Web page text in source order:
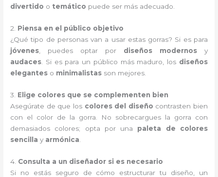
divertido o temático puede ser más adecuado.
2. Piensa en el público objetivo
¿Qué tipo de personas van a usar estas gorras? Si es para
jóvenes , puedes optar por diseños modernosy
audaces . Si es para un público más maduro, los diseños
elegantes o minimalistas son mejores.
3. Elige colores que se complementen bien
Asegúrate de que los colores del diseño contrasten bien
con el color de la gorra. No sobrecargues la gorra con
demasiados colores; opta por una paleta de colores
sencilla y armónica
4. Consulta a un diseñador si es necesario
Si no estás seguro de cómo estructurar tu diseño, un